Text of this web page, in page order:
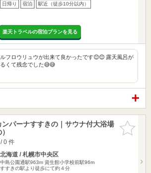
日帰り 宿泊 駅近（徒歩10分以内）
楽天トラベルの宿泊プランを見る
フロウリュウが出来て良かったです😊😊 露天風呂が
くて残念でした😅😅
お気に入
りに追加
パーナすすきの｜サウナ付大浴場
0 件
北海道 / 札幌市中央区
中島公園通駅963m 資生館小学校前駅96m
すすきの駅より徒歩にて約４分